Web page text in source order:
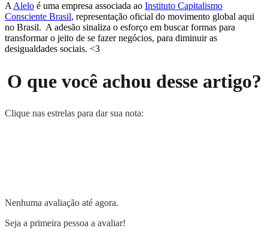
A Alelo é uma empresa associada ao Instituto Capitalismo
Consciente Brasil, representação oficial do movimento global aqui
no Brasil. A adesão sinaliza o esforço em buscar formas para
transformar o jeito de se fazer negócios, para diminuir as
desigualdades sociais. <3
O que você achou desse artigo?
Clique nas estrelas para dar sua nota:
Nenhuma avaliação até agora.
Seja a primeira pessoa a avaliar!